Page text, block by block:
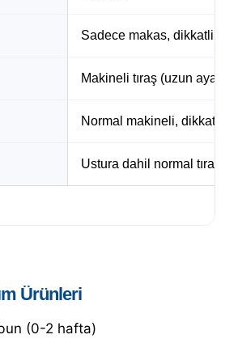
Sadece makas, dikkatli
Makineli tıraş (uzun ayar)
Normal makineli, dikkatli
Ustura dahil normal tıraş
Ürünleri
(0-2 hafta)